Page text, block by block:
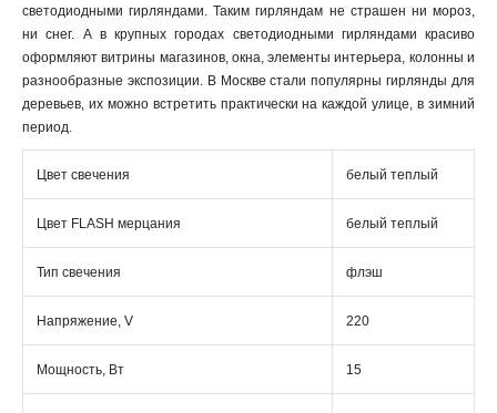
светодиодными гирляндами. Таким гирляндам не страшен ни мороз,
ни снег. А в крупных городах светодиодными гирляндами красиво
оформляют витрины магазинов, окна, элементы интерьера, колонны и
разнообразные экспозиции. В Москве стали популярны гирлянды для
деревьев, их можно встретить практически на каждой улице, в зимний
период.
Цвет свечения белый теплый
Цвет FLASH мерцания белый теплый
Тип свечения флэш
Напряжение, V 220
Мощность, Вт 15